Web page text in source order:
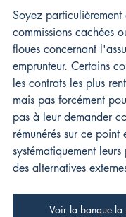
Soyez particulièrement
commissions cachées
floues concernant
emprunteur. Certains
les contrats les plus
mais pas forcément
pas à leur demander
rémunérés sur ce point
systématiquement
des alternatives
Voir la banque la